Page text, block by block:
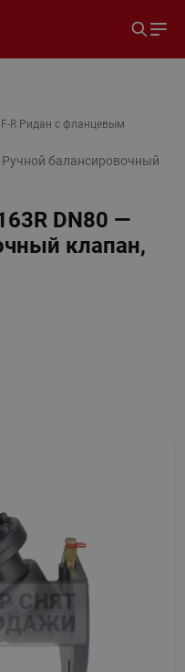
R Ридан с фланцевым
балансировочный
DN80 —
клапан,